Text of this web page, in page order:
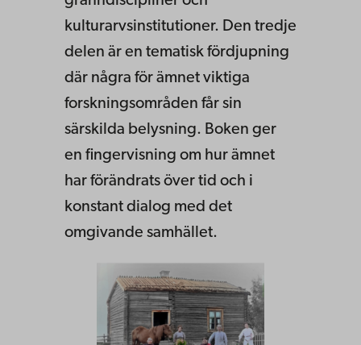
kulturarvsinstitutioner. Den tredje
delen är en tematisk fördjupning
där några för ämnet viktiga
forskningsområden får sin
särskilda belysning. Boken ger
en fingervisning om hur ämnet
har förändrats över tid och i
konstant dialog med det
omgivande samhället.